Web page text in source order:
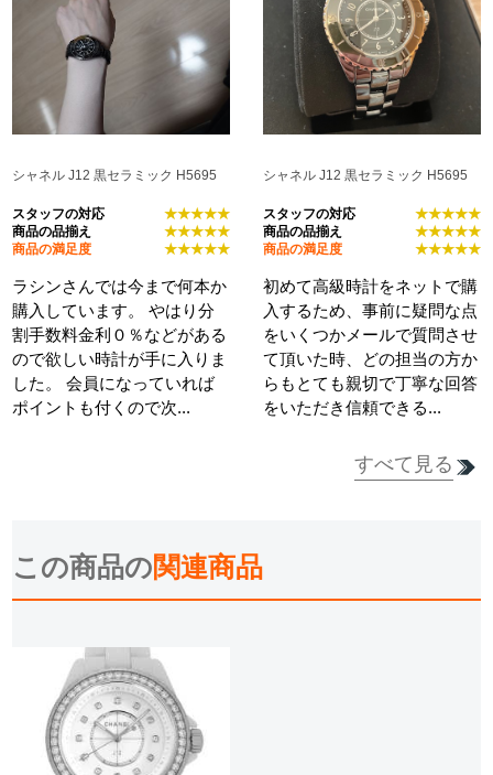
シャネル J12 黒セラミック H5695
スタッフの対応
★★★★★
商品の品揃え
★★★★★
商品の満足度
★★★★★
ラシンさんでは今まで何本か
購入しています。 やはり分
割手数料金利０％などがある
ので欲しい時計が手に入りま
した。 会員になっていれば
ポイントも付くので次...
シャネル J12 黒セラミック H5695
スタッフの対応
★★★★★
商品の品揃え
★★★★★
商品の満足度
★★★★★
初めて高級時計をネットで購
入するため、事前に疑問な点
をいくつかメールで質問させ
て頂いた時、どの担当の方か
らもとても親切で丁寧な回答
をいただき信頼できる...
すべて見る
この商品の関連商品